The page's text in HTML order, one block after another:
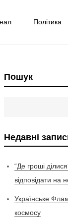
Політика
Пошук
Недавні
“Де гроші
відповідати на
Українське
космосу